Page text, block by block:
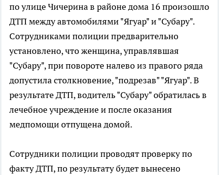
по улице Чичерина в районе дома 16 произошло
ДТП между автомобилями "Ягуар" и "Субару".
Сотрудниками полиции предварительно
установлено, что женщина, управлявшая
"Субару", при повороте налево из правого ряда
допустила столкновение, "подрезав" "Ягуар". В
результате ДТП, водитель "Субару" обратилась в
лечебное учреждение и после оказания
медпомощи отпущена домой.
Сотрудники полиции проводят проверку по
факту ДТП, по результату будет вынесено